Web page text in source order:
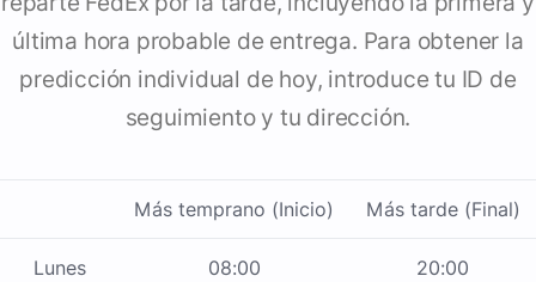
última hora probable de entrega. Para obtener la
predicción individual de hoy, introduce tu ID de
seguimiento y tu dirección.
Más temprano (Inicio) Más tarde (Final)
Lunes 08:00 20:00